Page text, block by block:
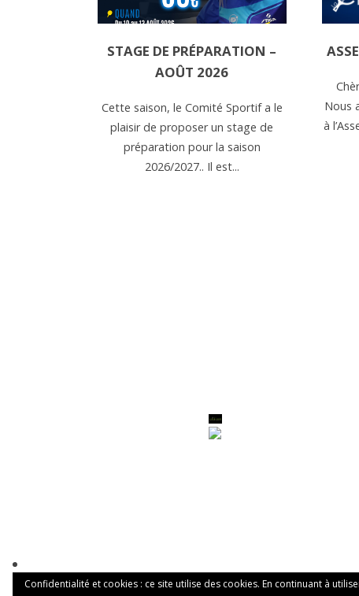
STAGE DE PRÉPARATION –
AOÛT 2026
Cette saison, le Comité Sportif a le
plaisir de proposer un stage de
préparation pour la saison
2026/2027.. Il est...
Nous
à
Confidentialité et cookies : ce site utilise des cookies. En continuant à